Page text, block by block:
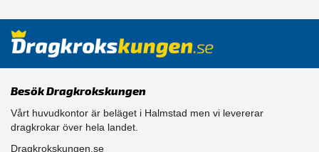
Besök Dragkrokskungen
Vårt huvudkontor är beläget i Halmstad men vi levererar
dragkrokar över hela landet.
Dragkrokskungen.se